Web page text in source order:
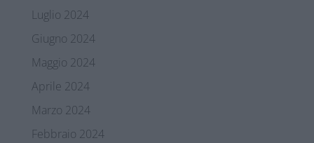
Luglio 2024
Giugno 2024
Maggio 2024
Aprile 2024
Marzo 2024
Febbraio 2024